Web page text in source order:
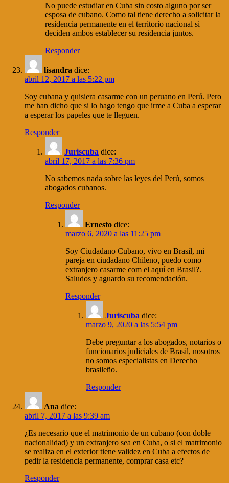
No puede estudiar en Cuba sin costo alguno por ser
esposa de cubano. Como tal tiene derecho a solicitar la
residencia permanente en el territorio nacional si
deciden ambos establecer su residencia juntos.
Responder
lisandra dice:
abril 12, 2017 a las 5:22 pm
Soy cubana y quisiera casarme con un peruano en Perú. Pero
me han dicho que si lo hago tengo que irme a Cuba a esperar
a esperar los papeles que te lleguen.
Responder
Juriscuba dice:
abril 17, 2017 a las 7:36 pm
No sabemos nada sobre las leyes del Perú, somos
abogados cubanos.
Responder
Ernesto dice:
marzo 6, 2020 a las 11:25 pm
Soy Ciudadano Cubano, vivo en Brasil, mi
pareja en ciudadano Chileno, puedo como
extranjero casarme com el aquí en Brasil?.
Saludos y aguardo su recomendación.
Responder
Juriscuba dice:
marzo 9, 2020 a las 5:54 pm
Debe preguntar a los abogados, notarios o
funcionarios judiciales de Brasil, nosotros
no somos especialistas en Derecho
brasileño.
Responder
Ana dice:
abril 7, 2017 a las 9:39 am
¿Es necesario que el matrimonio de un cubano (con doble
nacionalidad) y un extranjero sea en Cuba, o si el matrimonio
se realiza en el exterior tiene validez en Cuba a efectos de
pedir la residencia permanente, comprar casa etc?
Responder